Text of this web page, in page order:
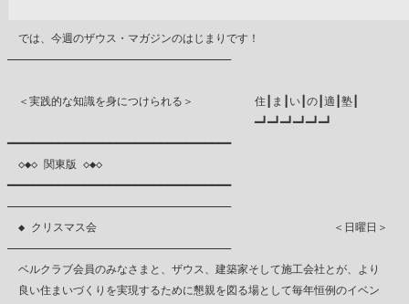
では、今週のザウス・マガジンのはじまりです！
―――――――――――――――――――――――――――――――――――
＜実践的な知識を身につけられる＞　　　　　 住┃ま┃い┃の┃適┃塾┃
━┛━┛━┛━┛━┛━┛
━━━━━━━━━━━━━━━━━━━━━━━━━━━━━━━━━━━
◇◆◇ 関東版 ◇◆◇
━━━━━━━━━━━━━━━━━━━━━━━━━━━━━━━━━━━
―――――――――――――――――――――――――――――――――――
◆ クリスマス会 　　　　　　　　　　　　　　　　　　　　　＜日曜日＞
―――――――――――――――――――――――――――――――――――
ベルクラブ会員のみなさまと、ザウス、建築家そして施工会社とが、より
良い住まいづくりを実現するために懇親を図る場として毎年恒例のイベン